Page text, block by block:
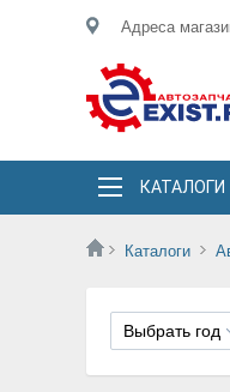
Адреса
КАТАЛОГИ
Каталоги
Выбрать год